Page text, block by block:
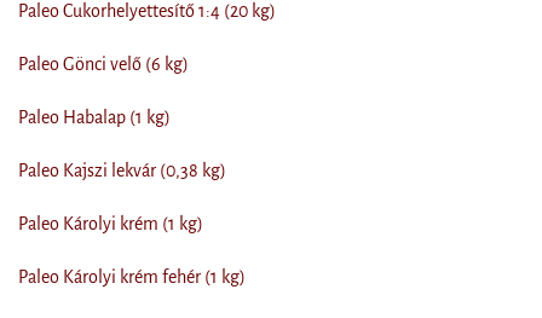
Paleo Cukorhelyettesítő 1:4 (20 kg)
Paleo Gönci velő (6 kg)
Paleo Habalap (1 kg)
Paleo Kajszi lekvár (0,38 kg)
Paleo Károlyi krém (1 kg)
Paleo Károlyi krém fehér (1 kg)